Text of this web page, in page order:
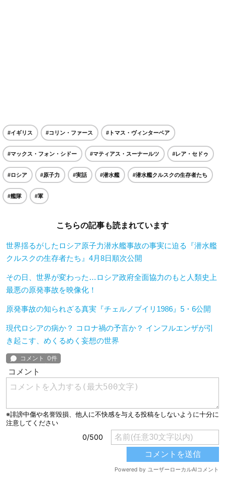
#イギリス #コリン・ファース #トマス・ヴィンターベア
#マックス・フォン・シドー #マティアス・スーナールツ #レア・セドゥ
#ロシア #原子力 #実話 #潜水艦 #潜水艦クルスクの生存者たち
#艦隊 #軍
こちらの記事も読まれています
世界揺るがしたロシア原子力潜水艦事故の事実に迫る『潜水艦
クルスクの生存者たち』4月8日順次公開
その日、世界が変わった…ロシア政府全面協力のもと人類史上
最悪の原発事故を映像化！
原発事故の知られざる真実『チェルノブイリ1986』5・6公開
現代ロシアの病か？ コロナ禍の予言か？ インフルエンザが引
き起こす、めくるめく妄想の世界